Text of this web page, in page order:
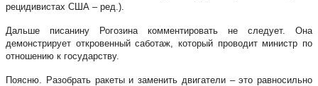
рецидивистах США – ред.).
Дальше писанину Рогозина комментировать не следует. Она
демонстрирует откровенный саботаж, который проводит министр по
отношению к государству.
Поясню. Разобрать ракеты и заменить двигатели – это равносильно